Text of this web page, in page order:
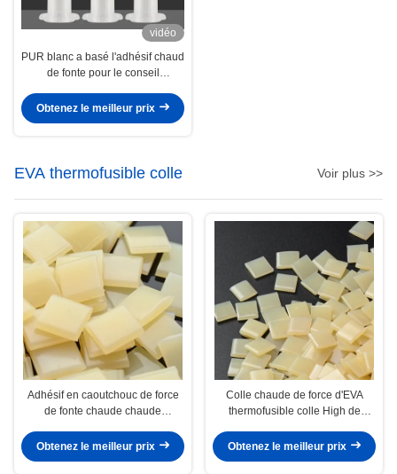
vidéo
PUR blanc a basé l'adhésif chaud
de fonte pour le conseil
substrats
Obtenez le meilleur prix
EVA thermofusible colle Voir plus >>
Adhésif en caoutchouc de force
de fonte chaude chaude
7085-85-0
Obtenez le meilleur prix
Colle chaude de force d'EVA
thermofusible colle High de
liaison de bord
Obtenez le meilleur prix